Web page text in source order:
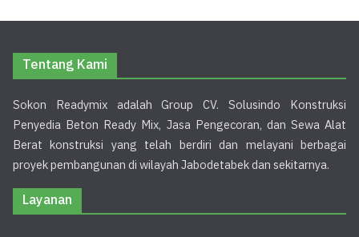
Tentang Kami
Sokon Readymix adalah Group CV. Solusindo Konstruksi
Penyedia Beton Ready Mix, Jasa Pengecoran, dan Sewa Alat
Berat konstruksi yang telah berdiri dan melayani berbagai
proyek pembangunan di wilayah Jabodetabek dan sekitarnya.
Layanan